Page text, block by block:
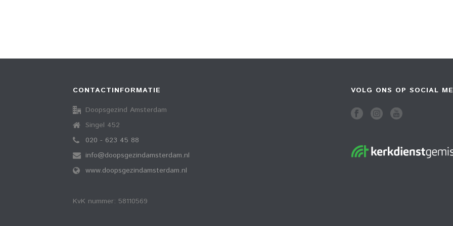
CONTACTINFORMATIE
Doopsgezind Amsterdam
Singel 452
020 - 623 45 88
info@doopsgezindamsterdam.nl
www.doopsgezindamsterdam.nl
KvK nummer: 58110569
VOLG ONS OP SOCIAL